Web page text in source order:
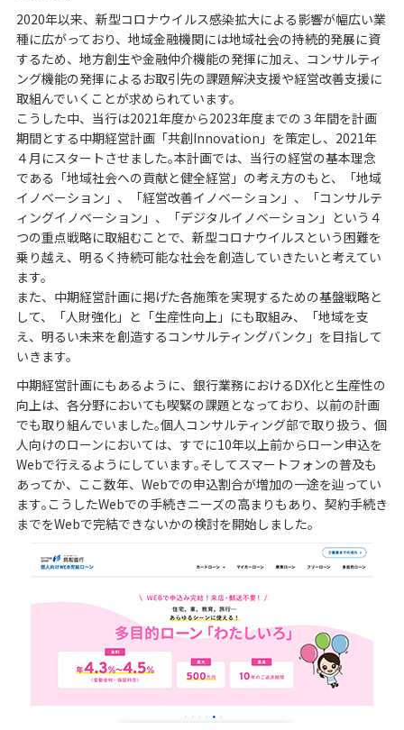
2020年以来、新型コロナウイルス感染拡大による影響が幅広い業
種に広がっており、地域金融機関には地域社会の持続的発展に資
するため、地方創生や金融仲介機能の発揮に加え、コンサルティ
ング機能の発揮によるお取引先の課題解決支援や経営改善支援に
取組んでいくことが求められています。
こうした中、当行は2021年度から2023年度までの３年間を計画
期間とする中期経営計画「共創Innovation」を策定し、2021年
４月にスタートさせました｡本計画では、当行の経営の基本理念
である「地域社会への貢献と健全経営」の考え方のもと、「地域
イノベーション」、「経営改善イノベーション」、「コンサルテ
ィングイノベーション」、「デジタルイノベーション」という４
つの重点戦略に取組むことで、新型コロナウイルスという困難を
乗り越え、明るく持続可能な社会を創造していきたいと考えてい
ます。
また、中期経営計画に掲げた各施策を実現するための基盤戦略と
して、「人財強化」と「生産性向上」にも取組み、「地域を支
え、明るい未来を創造するコンサルティングバンク」を目指して
いきます。
中期経営計画にもあるように、銀行業務におけるDX化と生産性の
向上は、各分野においても喫緊の課題となっており、以前の計画
でも取り組んでいました｡個人コンサルティング部で取り扱う、個
人向けのローンにおいては、すでに10年以上前からローン申込を
Webで行えるようにしています｡そしてスマートフォンの普及も
あってか、ここ数年、Webでの申込割合が増加の一途を辿ってい
ます｡こうしたWebでの手続きニーズの高まりもあり、契約手続き
までをWebで完結できないかの検討を開始しました｡